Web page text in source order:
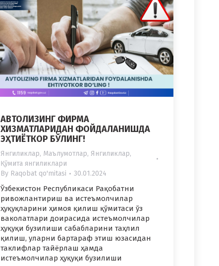
АВТОЛИЗИНГ ФИРМА
ХИЗМАТЛАРИДАН ФОЙДАЛАНИШДА
ЭҲТИЁТКОР БЎЛИНГ!
Янгиликлар, Маълумотлар, Янгиликлар,
Қўмита янгиликлари
By Raqobat qo'mitasi 30.01.2024
Ўзбекистон Республикаси Рақобатни
ривожлантириш ва истеъмолчилар
ҳуқуқларини ҳимоя қилиш қўмитаси ўз
ваколатлари доирасида истеъмолчилар
ҳуқуқи бузилиши сабабларини таҳлил
қилиш, уларни бартараф этиш юзасидан
таклифлар тайёрлаш ҳамда
истеъмолчилар ҳуқуқи бузилиши